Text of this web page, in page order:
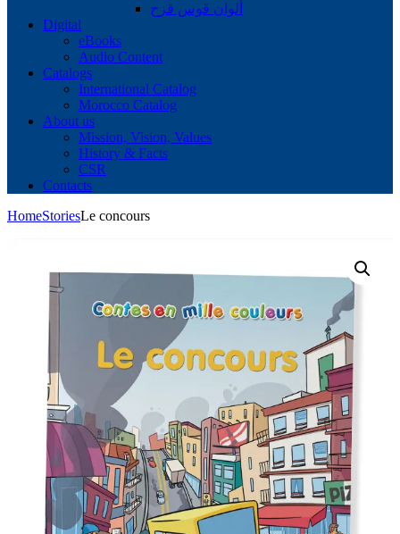
ألوان قوس قزح
Digital
eBooks
Audio Content
Catalogs
International Catalog
Morocco Catalog
About us
Mission, Vision, Values
History & Facts
CSR
Contacts
HomeStoriesLe concours